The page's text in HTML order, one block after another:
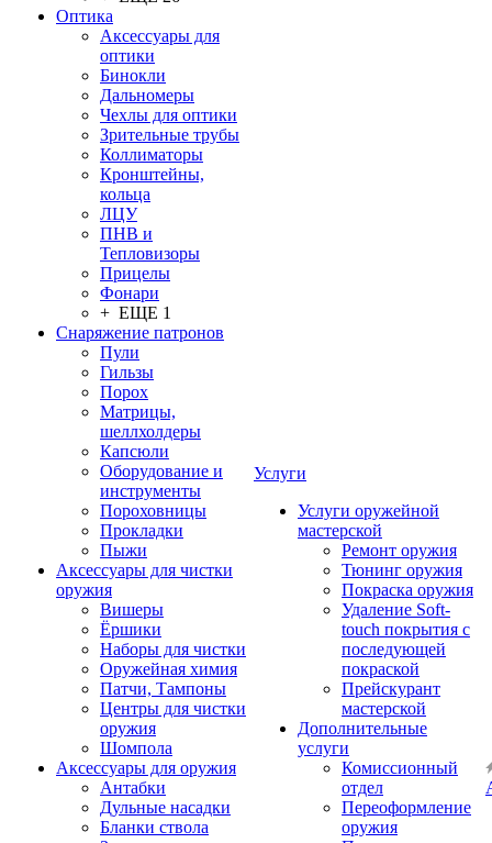
Оптика
Аксессуары для
оптики
Бинокли
Дальномеры
Чехлы для оптики
Зрительные трубы
Коллиматоры
Кронштейны,
кольца
ЛЦУ
ПНВ и
Тепловизоры
Прицелы
Фонари
+ ЕЩЕ 1
Снаряжение патронов
Пули
Гильзы
Порох
Матрицы,
шеллхолдеры
Капсюли
Оборудование и
инструменты
Пороховницы
Прокладки
Пыжи
Аксессуары для чистки
оружия
Вишеры
Ёршики
Наборы для чистки
Оружейная химия
Патчи, Тампоны
Центры для чистки
оружия
Шомпола
Аксессуары для оружия
Антабки
Дульные насадки
Бланки ствола
Услуги
Услуги оружейной
мастерской
Ремонт оружия
Тюнинг оружия
Покраска оружия
Удаление Soft-
touch покрытия с
последующей
покраской
Прейскурант
мастерской
Дополнительные
услуги
Комиссионный
отдел
Переоформление
оружия